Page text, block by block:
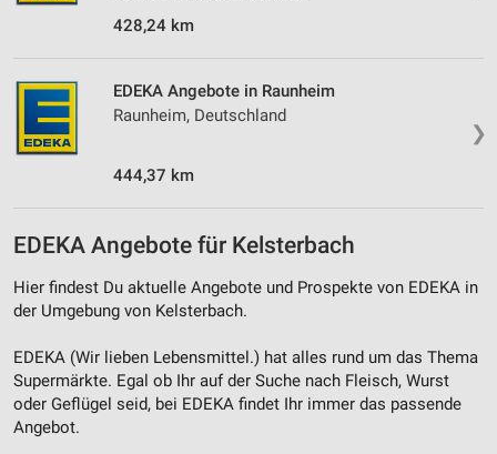
428,24 km
❯
EDEKA Angebote in Raunheim
Raunheim, Deutschland
444,37 km
EDEKA Angebote für Kelsterbach
Hier findest Du aktuelle Angebote und Prospekte von EDEKA in
der Umgebung von Kelsterbach.
EDEKA (Wir lieben Lebensmittel.) hat alles rund um das Thema
Supermärkte. Egal ob Ihr auf der Suche nach Fleisch, Wurst
oder Geflügel seid, bei EDEKA findet Ihr immer das passende
Angebot.